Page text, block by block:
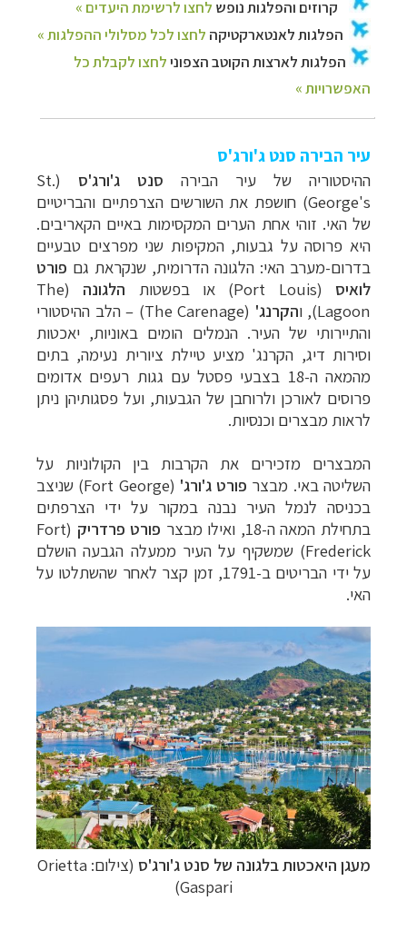
עיר הבירה סנט ג'ורג'ס
ההיסטוריה של עיר הבירה סנט ג'ורג'ס
(St.
George's) חושפת את השורשים הצרפתיים והבריטיים
של האי. זוהי אחת הערים המקסימות באיים הקאריבים.
היא פרוסה על גבעות, המקיפות שני מפרצים טבעיים
בדרום-מערב האי: הלגונה הדרומית, שנקראת גם פורט
לואיס (Port Louis) או בפשטות הלגונה (
The
Lagoon), והקרנג' (
The Carenage
)
– הלב ההיסטורי
והתיירותי של העיר. הנמלים הומים באוניות, יאכטות
וסירות דיג, הקרנג' מציע טיילת ציורית נעימה, בתים
מהמאה ה-18 בצבעי פסטל עם גגות רעפים אדומים
פרוסים לאורכן ולרוחבן של הגבעות, ועל פסגותיהן ניתן
לראות מבצרים וכנסיות.
המבצרים מזכירים את הקרבות בין הקולוניות על
השליטה באי. מבצר פורט ג'ורג'
(Fort George) שניצב
בכניסה לנמל העיר נבנה במקור על ידי הצרפתים
בתחילת המאה ה-18, ואילו מבצר
פורט פרדריק (Fort
Frederick) שמשקיף על העיר ממעלה הגבעה הושלם
על ידי הבריטים ב-1791, זמן קצר לאחר שהשתלטו על
האי.
מעגן היאכטות בלגונה של סנט ג'ורג'ס
(צילום: Orietta
Gaspari)